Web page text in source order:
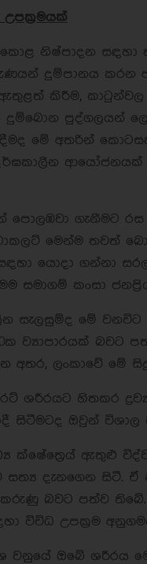
නිෂ්පාදන සඳහා
දුම්පානය කරන
ඇතුළත් කිරීම,
දුම්බොන පුද්ගලයන්
මේ අතරින්
ගැනීමට රස
මෙන්ම තවත්
යොදා ගන්නා
සමාගම් කංසා
සැලසුම්ද මේ
ව්‍යාපාරයක් බවට
අතර, ලංකාවේ මේ
ශරීරයට හිතකර
සිටීමටද ඔවුන් විශාල
ක්ෂේත්‍රෙය් ඇතුළු
දැනගෙන සිටී. ඒ
බවට පත්ව තිබේ.
විවිධ උපක්‍රම
වනුයේ ඔබේ ශරීරය